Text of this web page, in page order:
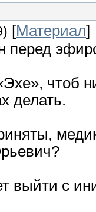
[Материал]
перед
чтоб
делать.
выйти с